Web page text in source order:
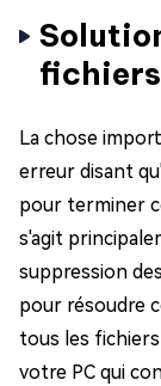
La chose
erreur disant
pour terminer
s'agit
suppression
pour résoudre
tous les
votre PC qui